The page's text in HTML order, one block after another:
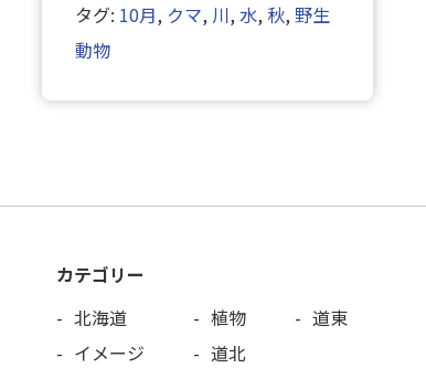
タグ: 10月, クマ, 川,水, 秋,野生
動物
カテゴリー
北海道
イメージ
植物
道北
道東